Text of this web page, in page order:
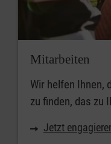
Mitarbeiten
Wir helfen Ihnen,
zu finden, das zu
Jetzt